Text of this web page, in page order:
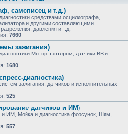
самописец и т.д.)
средствами осциллографа,
и другими составляющими.
давления и т.д.
7660
зажигания)
Мотор-тестером, датчики ВВ и
1680
диагностика)
зажигания, датчиков и исполнительных
525
датчиков и ИМ)
и ИМ, Мойка и диагностика форсунок, Шим,
557